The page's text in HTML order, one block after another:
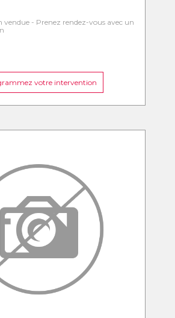
vendue - Prenez rendez-vous avec un
votre intervention